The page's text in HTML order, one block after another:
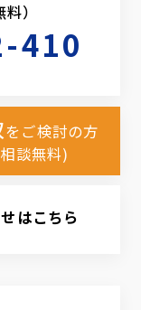
）
410
をご検討の方
談無料)
はこちら